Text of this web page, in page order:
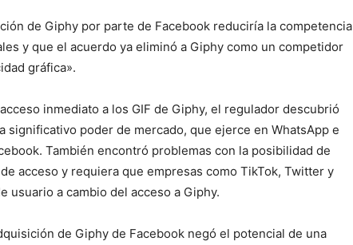
de Giphy por parte de Facebook reduciría la competencia
y que el acuerdo ya eliminó a Giphy como un competidor
gráfica».
inmediato a los GIF de Giphy, el regulador descubrió
significativo poder de mercado, que ejerce en WhatsApp e
También encontró problemas con la posibilidad de
acceso y requiera que empresas como TikTok, Twitter y
usuario a cambio del acceso a Giphy.
de Giphy de Facebook negó el potencial de una